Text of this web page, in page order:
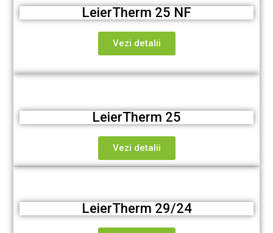
LeierTherm 25 NF
Vezi detalii
LeierTherm 25
Vezi detalii
LeierTherm 29/24